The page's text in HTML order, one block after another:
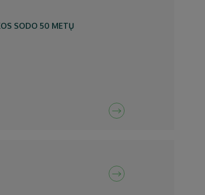
SODO 50 METŲ